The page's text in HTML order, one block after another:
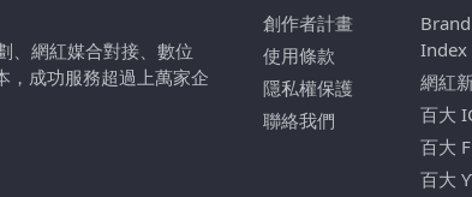
、網紅媒合對接、數位
，成功服務超過上萬家企
創作者計畫
使用條款
隱私權保護
聯絡我們
Index
網紅
百大
百大
百大